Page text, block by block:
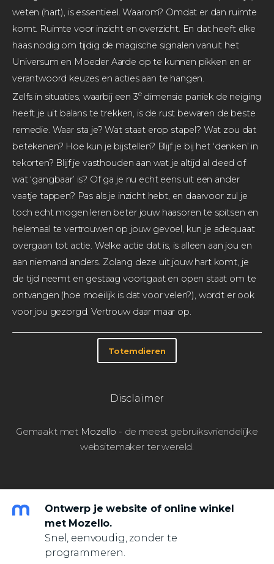
weten (hart), is essentieel. Waarom? Omdat er dan ruimte
komt. Ruimte voor inzicht en overzicht. En dat heeft elke
haas nodig om tijdig de magische signalen vanuit het
Universum en Moeder Aarde op te kunnen pikken en er
verantwoord keuzes en acties aan te hangen.
Zelfs in situaties, waarbij een 3e dimensie paniek de neiging
heeft je uit balans te trekken, is de rust bewaren de beste
remedie. Waar sta je? Wat staat erop stapel? Wat zou dat
betekenen? Hoe kun je bijstellen? Blijf je bij het ‘denken’ in
tekorten? Blijf je vasthouden aan wat je altijd al deed of
wat ‘gangbaar’ is? Of ga je nu echt eens uit een ander
vaatje tappen? Pas als je inzicht hebt, en daarvoor zul je
toch echt mogen leren beter jouw haasoren te spitsen en
helemaal te vertrouwen op jouw gevoel, kun je adequaat
overgaan tot actie. Welke actie dat is, is alleen aan jou en
aan niemand anders. Zolang deze uit jouw hart komt, je
de tijd neemt en gestaag voortgaat en open staat om te
ontvangen (hoe moeilijk is dat voor velen?), wordt er ook
voor jou gezorgd. Vertrouw daar maar op.
Totemdieren
Disclaimer
Gemaakt met Mozello - de meest gebruiksvriendelijke
websitemaker ter wereld.
Ontwerp je website of online winkel
met Mozello.
Snel, eenvoudig, zonder te
programmeren.